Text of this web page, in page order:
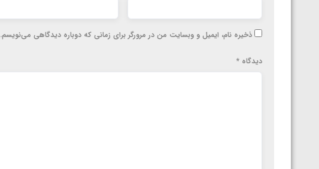
ذخیره نام، ایمیل و وبسایت من در مرورگر برای زمانی که دوباره دیدگاهی می‌نویسم.
دیدگاه *